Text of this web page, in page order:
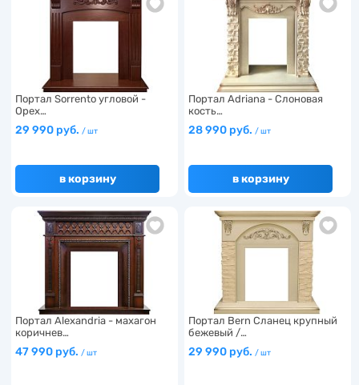
Портал Sorrento угловой -
Орех…
29 990 руб. / шт
в корзину
Портал Adriana - Cлоновая
кость…
28 990 руб. / шт
в корзину
Портал Alexandria - махагон
коричнев…
47 990 руб. / шт
Портал Bern Сланец крупный
бежевый /…
29 990 руб. / шт